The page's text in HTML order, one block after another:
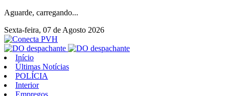
Aguarde, carregando...
Sexta-feira, 07 de Agosto 2026
Início
Últimas Notícias
POLÍCIA
Interior
Empregos